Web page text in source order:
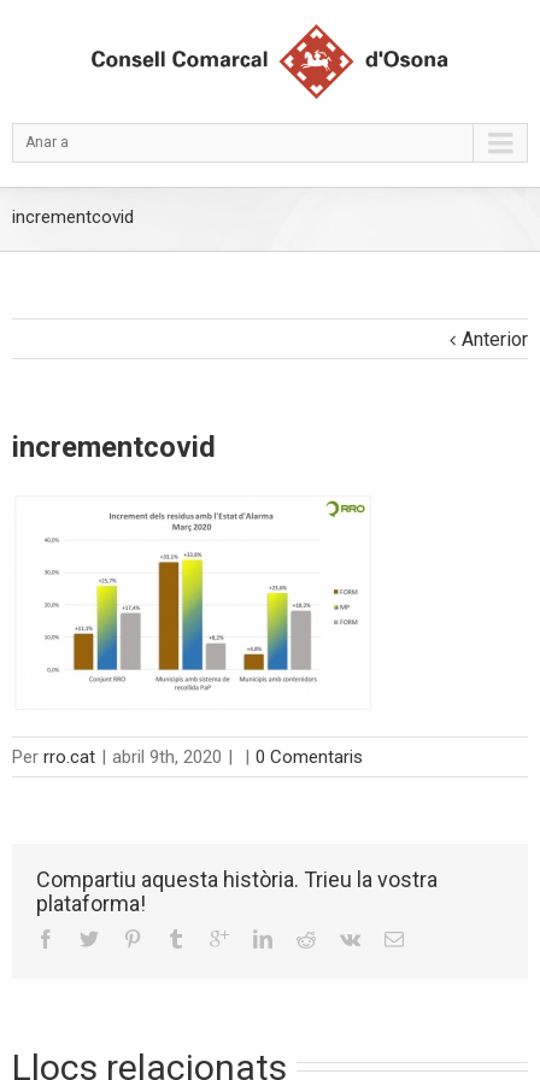
Anar a
incrementcovid
Anterior
incrementcovid
Per rro.cat | abril 9th, 2020 | | 0 Comentaris
Compartiu aquesta història. Trieu la vostra
plataforma!
Llocs relacionats